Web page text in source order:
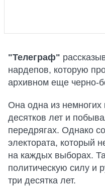
"Телеграф"
нардепов, которую
архивном еще черно-
Она одна из немногих
десятков лет и
передрягах. Однако
электората, который
на каждых выборах.
политическую силу и
три десятка лет.